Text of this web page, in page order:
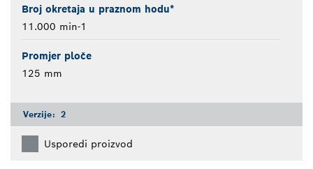
Broj okretaja u praznom hodu*
11.000 min-1
Promjer ploče
125 mm
Verzije: 2
Usporedi proizvod